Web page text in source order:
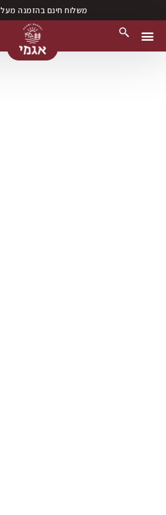
משלוח חינם בהזמנה מעל 150 ₪